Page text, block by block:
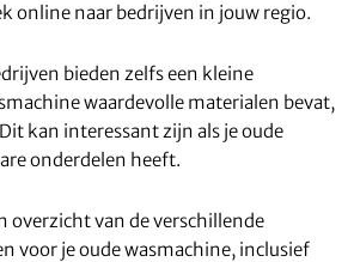
online naar bedrijven in jouw regio.
bieden zelfs een kleine
waardevolle materialen bevat,
kan interessant zijn als je oude
onderdelen heeft.
overzicht van de verschillende
voor je oude wasmachine, inclusief